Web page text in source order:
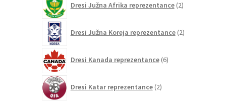
Dresi Južna Afrika reprezentance 2izdelka
Dresi Južna Koreja reprezentance 2izdelka
Dresi Kanada reprezentance 6izdelkov
Dresi Katar reprezentance 2izdelka